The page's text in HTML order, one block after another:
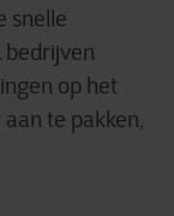
snelle
bedrijven
op het
aante pakken,